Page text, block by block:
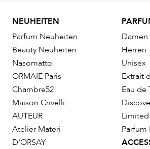
NEUHEITEN
Parfum Neuheiten
Beauty Neuheiten
Nasomatto
ORMAIE Paris
Chambre52
Maison Crivelli
AUTEUR
Atelier Materi
D'ORSAY
Damen
Herren
Unisex
Extrait
Eau de
Parfum